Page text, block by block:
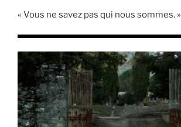
« Vous ne savez pas qui nous sommes. »